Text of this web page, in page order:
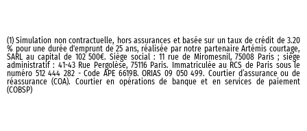
(1) Simulation non contractuelle, hors assurances et basée sur un taux de crédit de 3.20
% pour une durée d'emprunt de 25 ans, réalisée par notre partenaire Artémis courtage,
SARL au capital de 102 500€. Siège social : 11 rue de Miromesnil, 75008 Paris ; siège
administratif : 41-43 Rue Pergolèse, 75116 Paris. Immatriculée au RCS de Paris sous le
numéro 512 444 282 - Code APE 6619B. ORIAS 09 050 499. Courtier d’assurance ou de
réassurance (COA). Courtier en opérations de banque et en services de paiement
(COBSP)